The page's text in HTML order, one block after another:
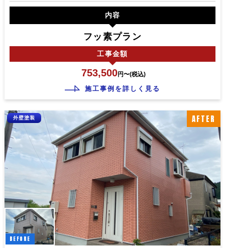
内容
フッ素プラン
工事金額
753,500円〜(税込)
施工事例を詳しく見る
AFTER
BEFORE
外壁塗装